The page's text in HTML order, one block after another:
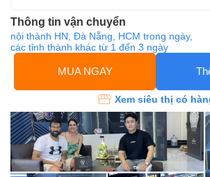
Thông tin vận chuyển
nội thành HN, Đà Nẵng, HCM trong ngày,
các tỉnh thành khác từ 1 đến 3 ngày
MUA NGAY
Xem siêu thị có